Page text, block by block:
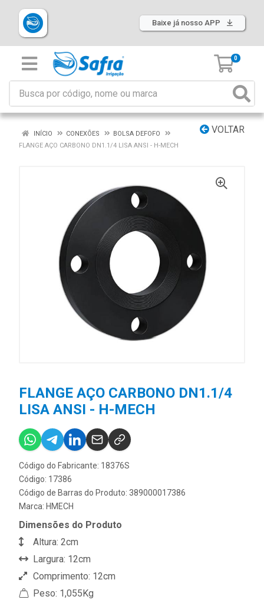
Baixe já nosso APP
0
VOLTAR
INÍCIO CONEXÕES
BOLSA DEFOFO
FLANGE AÇO CARBONO DN1.1/4 LISA ANSI - H-MECH
FLANGE AÇO CARBONO DN1.1/4
LISA ANSI - H-MECH
Código do Fabricante: 18376S
Código: 17386
Código de Barras do Produto: 389000017386
Marca: HMECH
Dimensões do Produto
Altura: 2cm
Largura: 12cm
Comprimento: 12cm
Peso: 1,055Kg